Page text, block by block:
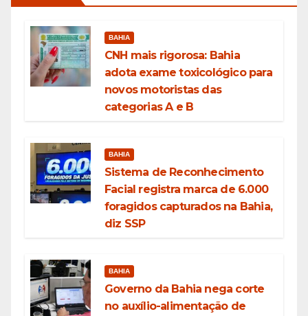
BAHIA
CNH mais rigorosa: Bahia
adota exame toxicológico para
novos motoristas das
categorias A e B
BAHIA
Sistema de Reconhecimento
Facial registra marca de 6.000
foragidos capturados na Bahia,
diz SSP
BAHIA
Governo da Bahia nega corte
no auxílio-alimentação de